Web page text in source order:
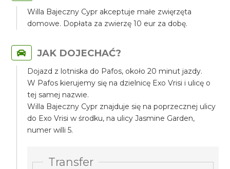
Willa Bajeczny Cypr akceptuje małe zwięrzęta
domowe. Dopłata za zwierzę 10 eur za dobę.
JAK DOJECHAĆ?
Dojazd z lotniska do Pafos, około 20 minut jazdy.
W Pafos kierujemy się na dzielnicę Exo Vrisi i ulicę o
tej samej nazwie.
Willa Bajeczny Cypr znajduje się na poprzecznej ulicy
do Exo Vrisi w środku, na ulicy Jasmine Garden,
numer willi 5.
Transfer